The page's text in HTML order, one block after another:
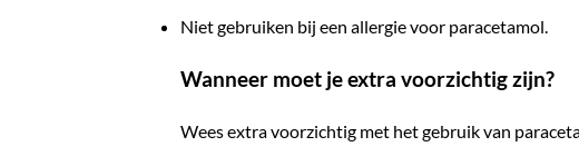
Niet gebruiken bij een allergie voor paracetamol.
Wanneer moet je extra voorzichtig zijn?
Wees extra voorzichtig met het gebruik van